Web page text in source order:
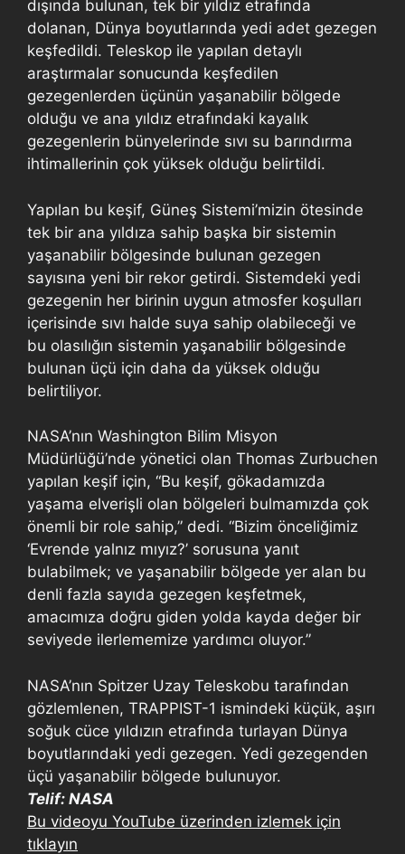
dışında bulunan, tek bir yıldız etrafında
dolanan, Dünya boyutlarında yedi adet gezegen
keşfedildi. Teleskop ile yapılan detaylı
araştırmalar sonucunda keşfedilen
gezegenlerden üçünün yaşanabilir bölgede
olduğu ve ana yıldız etrafındaki kayalık
gezegenlerin bünyelerinde sıvı su barındırma
ihtimallerinin çok yüksek olduğu belirtildi.
Yapılan bu keşif, Güneş Sistemi’mizin ötesinde
tek bir ana yıldıza sahip başka bir sistemin
yaşanabilir bölgesinde bulunan gezegen
sayısına yeni bir rekor getirdi. Sistemdeki yedi
gezegenin her birinin uygun atmosfer koşulları
içerisinde sıvı halde suya sahip olabileceği ve
bu olasılığın sistemin yaşanabilir bölgesinde
bulunan üçü için daha da yüksek olduğu
belirtiliyor.
NASA’nın Washington Bilim Misyon
Müdürlüğü’nde yönetici olan Thomas Zurbuchen
yapılan keşif için, “Bu keşif, gökadamızda
yaşama elverişli olan bölgeleri bulmamızda çok
önemli bir role sahip,” dedi. “Bizim önceliğimiz
‘Evrende yalnız mıyız?’ sorusuna yanıt
bulabilmek; ve yaşanabilir bölgede yer alan bu
denli fazla sayıda gezegen keşfetmek,
amacımıza doğru giden yolda kayda değer bir
seviyede ilerlememize yardımcı oluyor.”
NASA’nın Spitzer Uzay Teleskobu tarafından
gözlemlenen, TRAPPIST-1 ismindeki küçük, aşırı
soğuk cüce yıldızın etrafında turlayan Dünya
boyutlarındaki yedi gezegen. Yedi gezegenden
üçü yaşanabilir bölgede bulunuyor.
Telif: NASA
Bu videoyu YouTube üzerinden izlemek için
tıklayın